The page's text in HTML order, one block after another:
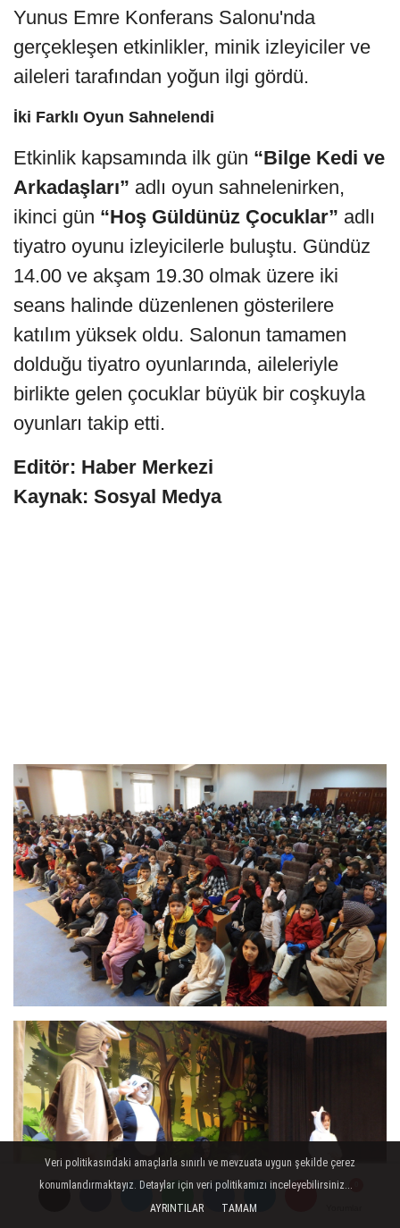
Yunus Emre Konferans Salonu'nda
gerçekleşen etkinlikler, minik izleyiciler ve
aileleri tarafından yoğun ilgi gördü.
İki Farklı Oyun Sahnelendi
Etkinlik kapsamında ilk gün “Bilge Kedi ve
Arkadaşları” adlı oyun sahnelenirken,
ikinci gün “Hoş Güldünüz Çocuklar” adlı
tiyatro oyunu izleyicilerle buluştu. Gündüz
14.00 ve akşam 19.30 olmak üzere iki
seans halinde düzenlenen gösterilere
katılım yüksek oldu. Salonun tamamen
dolduğu tiyatro oyunlarında, aileleriyle
birlikte gelen çocuklar büyük bir coşkuyla
oyunları takip etti.
Editör: Haber Merkezi
Kaynak: Sosyal Medya
Veri politikasındaki amaçlarla sınırlı ve mevzuata uygun şekilde çerez
konumlandırmaktayız. Detaylar için veri politikamızı inceleyebilirsiniz...
AYRINTILAR
TAMAM